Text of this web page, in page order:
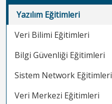
Yazılım Eğitimleri
Veri Bilimi Eğitimleri
Bilgi Güvenliği Eğitimleri
Sistem Network Eğitimleri
Veri Merkezi Eğitimleri